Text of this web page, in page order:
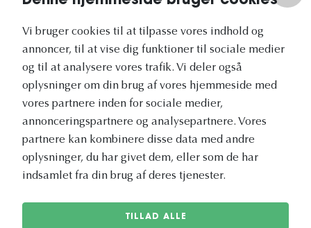
Vi bruger cookies til at tilpasse vores indhold og
annoncer, til at vise dig funktioner til sociale medier
og til at analysere vores trafik. Vi deler også
oplysninger om din brug af vores hjemmeside med
vores partnere inden for sociale medier,
annonceringspartnere og analysepartnere. Vores
partnere kan kombinere disse data med andre
oplysninger, du har givet dem, eller som de har
indsamlet fra din brug af deres tjenester.
TILLAD ALLE
Vores nyhedsbrev
Vetapotek.dk er en del af
Evidensia
Dyresundhedspleje